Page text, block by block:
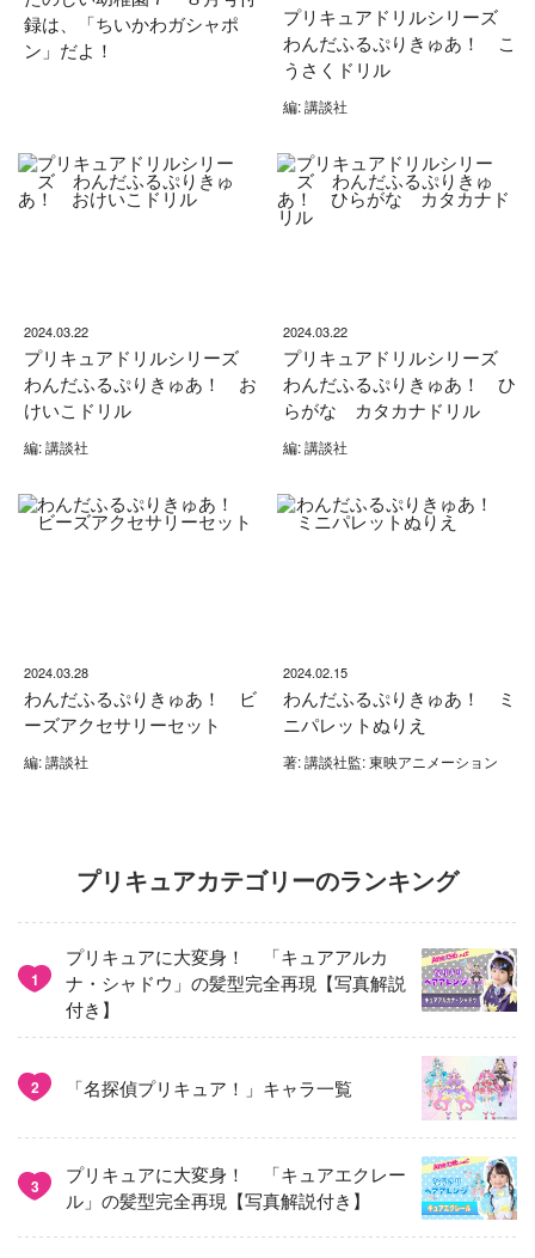
録は、「ちいかわガシャポ
ン」だよ！
プリキュアドリルシリーズ
わんだふるぷりきゅあ！ こ
うさくドリル
編: 講談社
2024.03.22
プリキュアドリルシリーズ
わんだふるぷりきゅあ！ お
けいこドリル
編: 講談社
2024.03.22
プリキュアドリルシリーズ
わんだふるぷりきゅあ！ ひ
らがな カタカナドリル
編: 講談社
2024.03.28
わんだふるぷりきゅあ！ ビ
ーズアクセサリーセット
編: 講談社
2024.02.15
わんだふるぷりきゅあ！ ミ
ニパレットぬりえ
著: 講談社監: 東映アニメーション
プリキュアカテゴリーのランキング
1
プリキュアに大変身！ 「キュアアルカ
ナ・シャドウ」の髪型完全再現【写真解説
付き】
2 「名探偵プリキュア！」キャラ一覧
3
プリキュアに大変身！ 「キュアエクレー
ル」の髪型完全再現【写真解説付き】